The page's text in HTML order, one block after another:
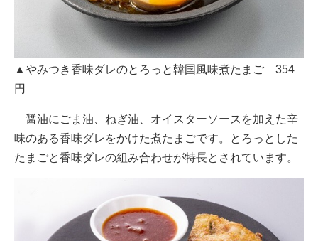
▲やみつき香味ダレのとろっと韓国風味煮たまご 354
円
醤油にごま油、ねぎ油、オイスターソースを加えた辛
味のある香味ダレをかけた煮たまごです。とろっとした
たまごと香味ダレの組み合わせが特長とされています。